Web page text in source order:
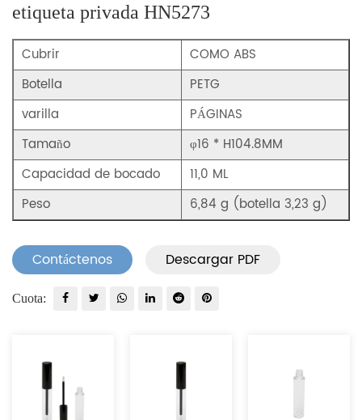
etiqueta privada HN5273
Cubrir
COMO ABS
Botella
PETG
varilla
PÁGINAS
Tamaño
φ16 * H104.8MM
Capacidad de bocado
11,0 ML
Peso
6,84 g (botella 3,23 g)
Contáctenos Descargar PDF
Cuota: